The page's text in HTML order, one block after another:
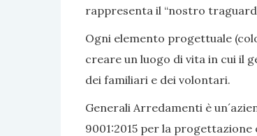
rappresenta il “nostro
Ogni elemento progettuale
creare un luogo di vita in cui il
dei familiari e dei volontari.
Generali Arredamenti è
9001:2015 per la